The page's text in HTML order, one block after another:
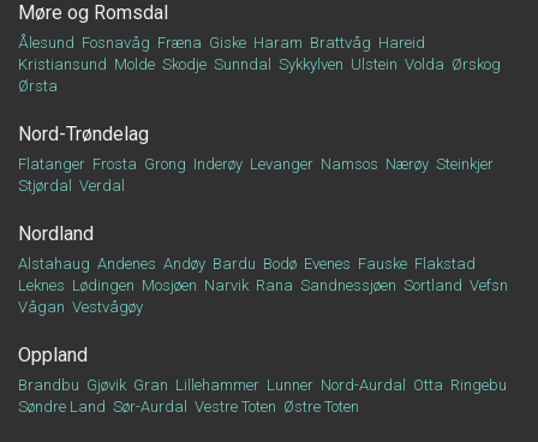
Møre og Romsdal
Ålesund Fosnavåg Fræna Giske Haram Brattvåg Hareid
Kristiansund Molde Skodje Sunndal Sykkylven Ulstein Volda Ørskog
Ørsta
Nord-Trøndelag
Flatanger Frosta Grong Inderøy Levanger Namsos Nærøy Steinkjer
Stjørdal
Verdal
Nordland
Alstahaug Andenes Andøy Bardu Bodø Evenes Fauske Flakstad
Leknes Lødingen Mosjøen Narvik Rana Sandnessjøen Sortland Vefsn
Vågan Vestvågøy
Oppland
Brandbu Gjøvik Gran Lillehammer Lunner Nord-Aurdal Otta Ringebu
Søndre Land Sør-Aurdal Vestre Toten Østre Toten